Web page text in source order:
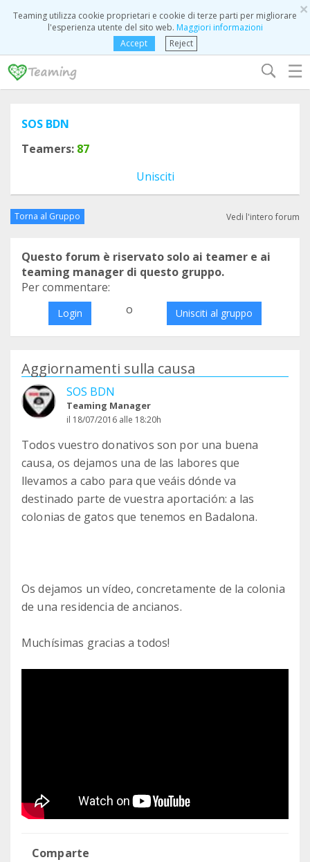
×
Teaming utilizza cookie proprietari e cookie di terze parti per migliorare
l'esperienza utente del sito web. Maggiori informazioni
Accept
Reject
☰
SOS BDN
Teamers: 87
Unisciti
Torna al Gruppo Vedi l'intero forum
Questo forum è riservato solo ai teamer e ai
teaming manager di questo gruppo.
Per commentare:
Login o Unisciti al gruppo
Aggiornamenti sulla causa
SOS BDN
Teaming Manager
il 18/07/2016 alle 18:20h
Todos vuestro donativos son por una buena
causa, os dejamos una de las labores que
llevamos a cabo para que veáis dónde va
destinado parte de vuestra aportación: a las
colonias de gatos que tenemos en Badalona.
Os dejamos un vídeo, concretamente de la colonia
de una residencia de ancianos.
Muchísimas gracias a todos!
Comparte